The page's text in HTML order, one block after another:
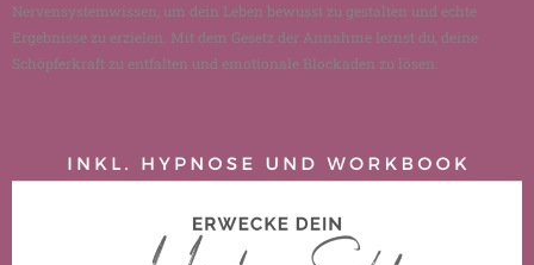
Nervensystemwissen, um dein Leben bewusst zu gestalten und echte
Ergebnisse zu erzielen. Mit dem Gesetz der Annahme lernst du, deine
Schöpferkraft zu entfalten und emotionale Blockaden zu lösen.